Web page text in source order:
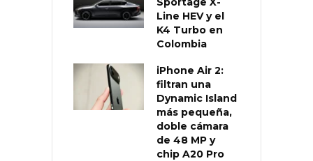
Line HEV y el
K4 Turbo en
Colombia
iPhone Air 2:
filtran una
Dynamic Island
más pequeña,
doble cámara
de 48 MP y
chip A20 Pro